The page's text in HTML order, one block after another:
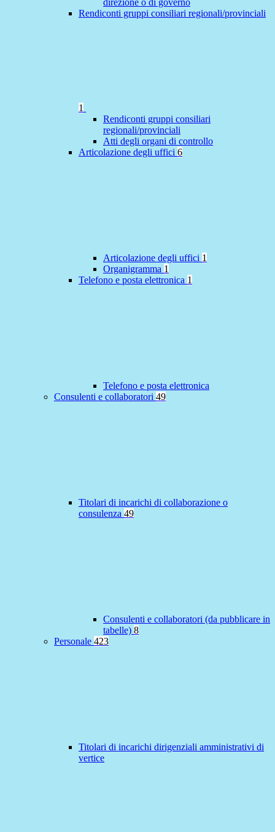
direzione o di governo
Rendiconti gruppi consiliari regionali/provinciali
1
Rendiconti gruppi consiliari
regionali/provinciali
Atti degli organi di controllo
Articolazione degli uffici 6
Articolazione degli uffici 1
Organigramma 1
Telefono e posta elettronica 1
Telefono e posta elettronica
Consulenti e collaboratori 49
Titolari di incarichi di collaborazione o
consulenza 49
Consulenti e collaboratori (da pubblicare in
tabelle) 8
Personale 423
Titolari di incarichi dirigenziali amministrativi di
vertice